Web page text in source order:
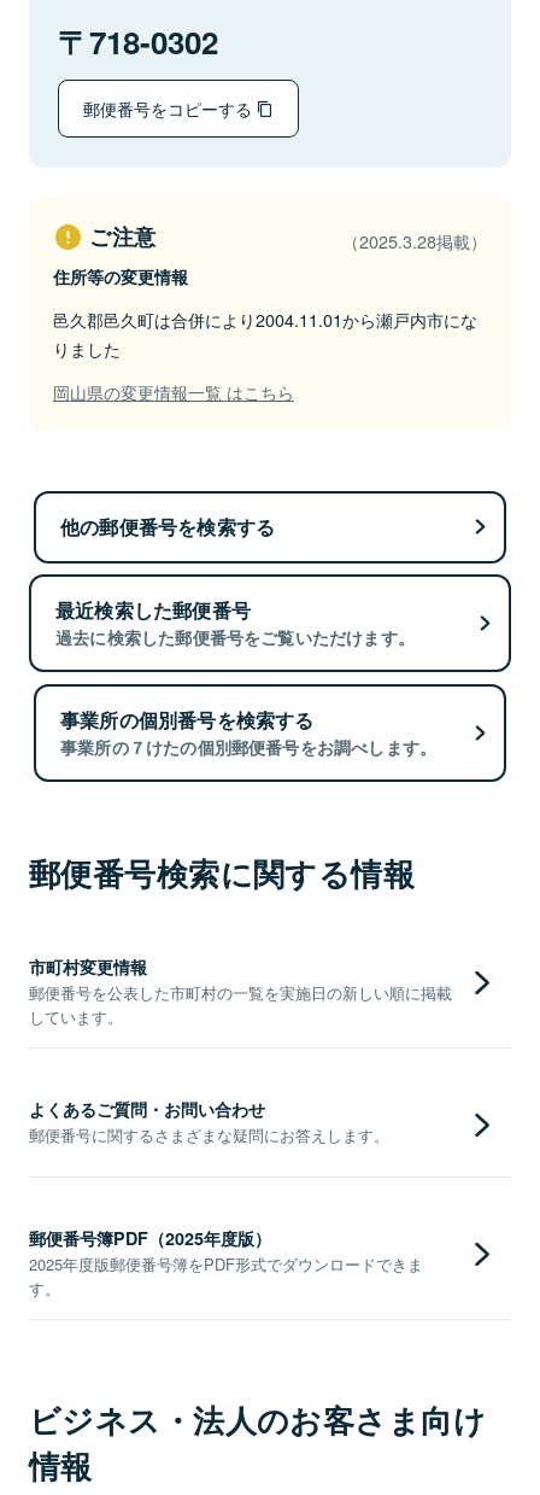
718-0302
郵便番号をコピーする
ご注意 （2025.3.28掲載）
住所等の変更情報
邑久郡邑久町は合併により2004.11.01から瀬戸内市にな
りました
岡山県の変更情報一覧 はこちら
他の郵便番号を検索する
最近検索した郵便番号
過去に検索した郵便番号をご覧いただけます。
事業所の個別番号を検索する
事業所の７けたの個別郵便番号をお調べします。
郵便番号検索に関する情報
市町村変更情報
郵便番号を公表した市町村の一覧を実施日の新しい順に掲載
しています。
よくあるご質問・お問い合わせ
郵便番号に関するさまざまな疑問にお答えします。
郵便番号簿PDF（2025年度版）
2025年度版郵便番号簿をPDF形式でダウンロードできま
す。
ビジネス・法人のお客さま向け
情報